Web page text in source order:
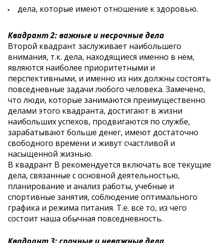
дела, которые имеют отношение к здоровью.
Квадрант 2: важные и несрочные дела
Второй квадрант заслуживает наибольшего
внимания, т.к. дела, находящиеся именно в нём,
являются наиболее приоритетными и
перспективными, и именно из них должны состоять
повседневные задачи любого человека. Замечено,
что люди, которые занимаются преимущественно
делами этого квадранта, достигают в жизни
наибольших успехов, продвигаются по службе,
зарабатывают больше денег, имеют достаточно
свободного времени и живут счастливой и
насыщенной жизнью.
В квадрант B рекомендуется включать все текущие
дела, связанные с основной деятельностью,
планирование и анализ работы, учебные и
спортивные занятия, соблюдение оптимального
графика и режима питания. Т.е. всё то, из чего
состоит наша обычная повседневность.